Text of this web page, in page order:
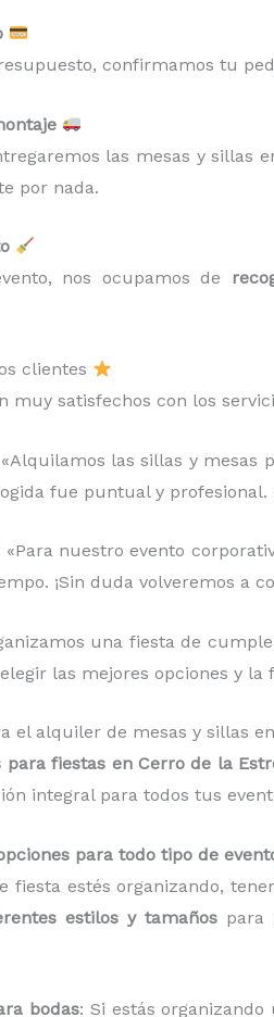
confirmamos tu
las mesas y sillas
por nada.
nos ocupamos de
clientes
muy satisfechos con los
las sillas y mesas
fue puntual y profesional.
«Para nuestro evento
¡Sin duda volveremos a
una fiesta de
las mejores opciones y la
el alquiler de mesas y sillas
para fiestas en Cerro de la
integral para todos tus
para todo tipo de
fiesta estés organizando,
estilos y tamaños para
bodas: Si estás